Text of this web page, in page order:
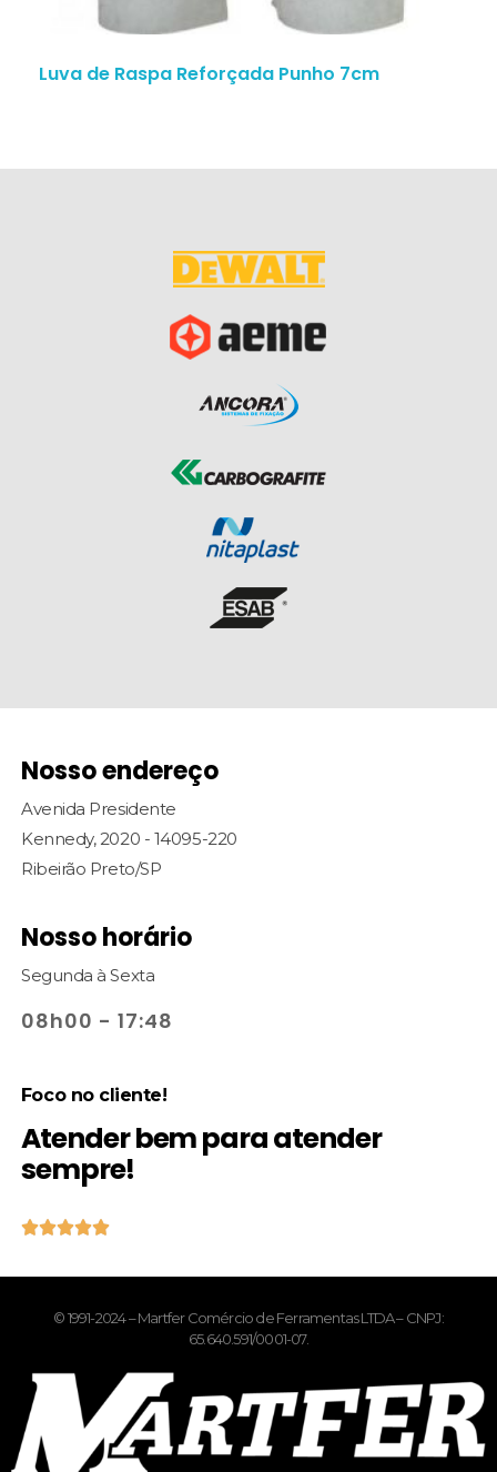
Luva de Raspa Reforçada Punho 7cm
Nosso endereço
Avenida Presidente
Kennedy, 2020 - 14095-220
Ribeirão Preto/SP
Nosso horário
Segunda à Sexta
08h00 - 17:48
Foco no cliente!
Atender bem para atender
sempre!

© 1991-2024 – Martfer Comércio de Ferramentas LTDA – CNPJ:
65.640.591/0001-07.